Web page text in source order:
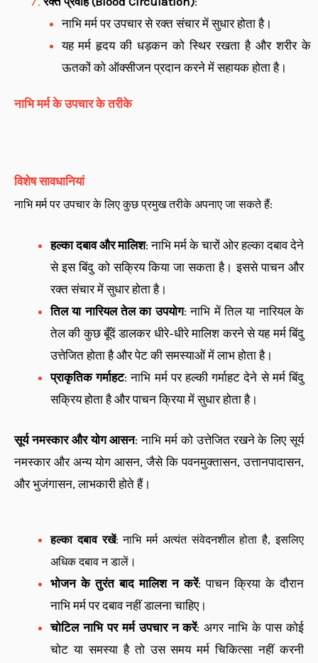
नाभि मर्म पर उपचार से रक्त संचार में सुधार होता है।
यह मर्म हृदय की धड़कन को स्थिर रखता है और शरीर के
ऊतकों को ऑक्सीजन प्रदान करने में सहायक होता है।
नाभि मर्म के उपचार के तरीके
विशेष सावधानियां
नाभि मर्म पर उपचार के लिए कुछ प्रमुख तरीके अपनाए जा सकते हैं:
हल्का दबाव और मालिश: नाभि मर्म के चारों ओर हल्का दबाव देने
से इस बिंदु को सक्रिय किया जा सकता है। इससे पाचन और
रक्त संचार में सुधार होता है।
तिल या नारियल तेल का उपयोग: नाभि में तिल या नारियल के
तेल की कुछ बूँदें डालकर धीरे-धीरे मालिश करने से यह मर्म बिंदु
उत्तेजित होता है और पेट की समस्याओं में लाभ होता है।
प्राकृतिक गर्माहट: नाभि मर्म पर हल्की गर्माहट देने से मर्म बिंदु
सक्रिय होता है और पाचन क्रिया में सुधार होता है।
सूर्य नमस्कार और योग आसन: नाभि मर्म को उत्तेजित रखने के लिए सूर्य
नमस्कार और अन्य योग आसन, जैसे कि पवनमुक्तासन, उत्तानपादासन,
और भुजंगासन, लाभकारी होते हैं।
हल्का दबाव रखें: नाभि मर्म अत्यंत संवेदनशील होता है, इसलिए
अधिक दबाव न डालें।
भोजन के तुरंत बाद मालिश न करें: पाचन क्रिया के दौरान
नाभि मर्म पर दबाव नहीं डालना चाहिए।
चोटिल नाभि पर मर्म उपचार न करें: अगर नाभि के पास कोई
चोट या समस्या है तो उस समय मर्म चिकित्सा नहीं करनी